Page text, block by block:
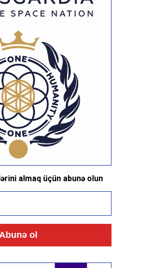
almaq üçün abunə olun
Abunə ol